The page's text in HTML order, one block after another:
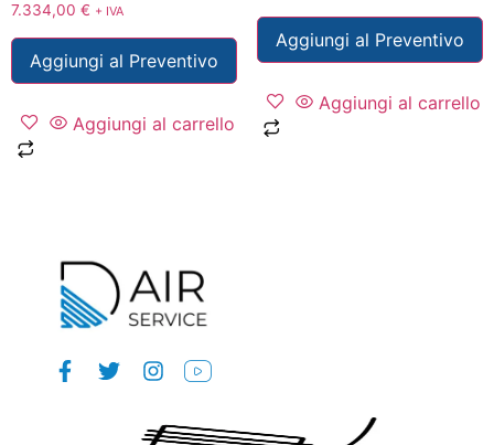
7.334,00 € + IVA
Aggiungi al Preventivo
Aggiungi al carrello
Aggiungi al Preventivo
Aggiungi al carrello